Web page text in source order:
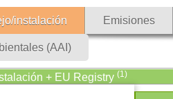
instalación Emisiones
(AAI)
+ EU Registry (1)